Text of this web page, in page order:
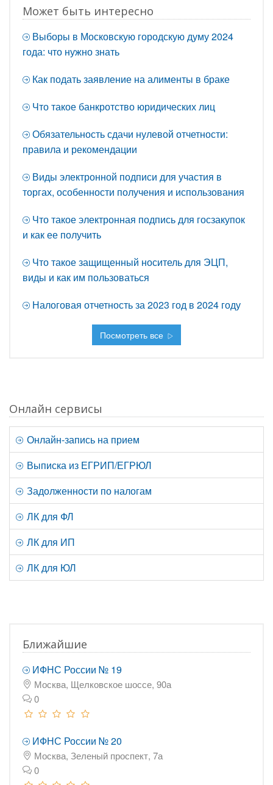
Может быть интересно
Выборы в Московскую городскую думу 2024
года: что нужно знать
Как подать заявление на алименты в браке
Что такое банкротство юридических лиц
Обязательность сдачи нулевой отчетности:
правила и рекомендации
Виды электронной подписи для участия в
торгах, особенности получения и использования
Что такое электронная подпись для госзакупок
и как ее получить
Что такое защищенный носитель для ЭЦП,
виды и как им пользоваться
Налоговая отчетность за 2023 год в 2024 году
Посмотреть все
Онлайн сервисы
Онлайн-запись на прием
Выписка из ЕГРИП/ЕГРЮЛ
Задолженности по налогам
ЛК для ФЛ
ЛК для ИП
ЛК для ЮЛ
Ближайшие
ИФНС России № 19
Москва, Щелковское шоссе, 90а
0
ИФНС России № 20
Москва, Зеленый проспект, 7а
0